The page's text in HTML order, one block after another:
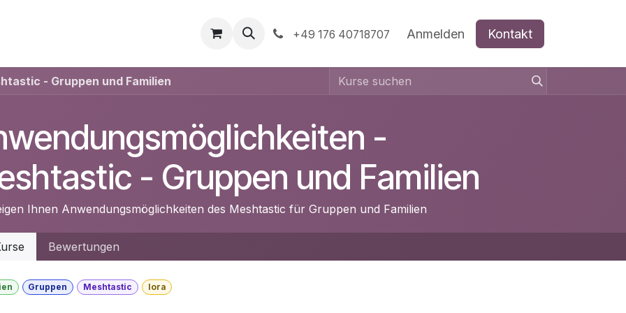
Veranstaltungen Termine Forum Dienstleistungen
+49 176 40718707 Anmelden Kontakt
- Gruppen und Familien
-
- Gruppen und Familien
Ihnen Anwendungsmöglichkeiten des Meshtastic für Gruppen und Familien
Bewertungen
Gruppen Meshtastic lora